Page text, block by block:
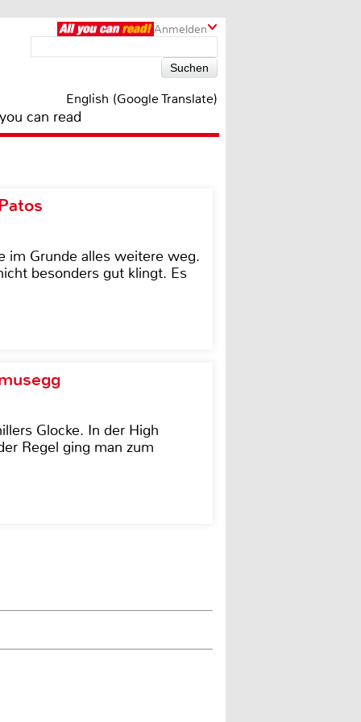
Anmelden
English (Google Translate)
can read
im Grunde alles weitere weg.
besonders gut klingt. Es
Glocke. In der High
Regel ging man zum